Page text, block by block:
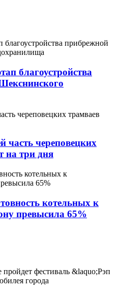
благоустройства
часть череповецких
на три дня
котельных к
превысила 65%